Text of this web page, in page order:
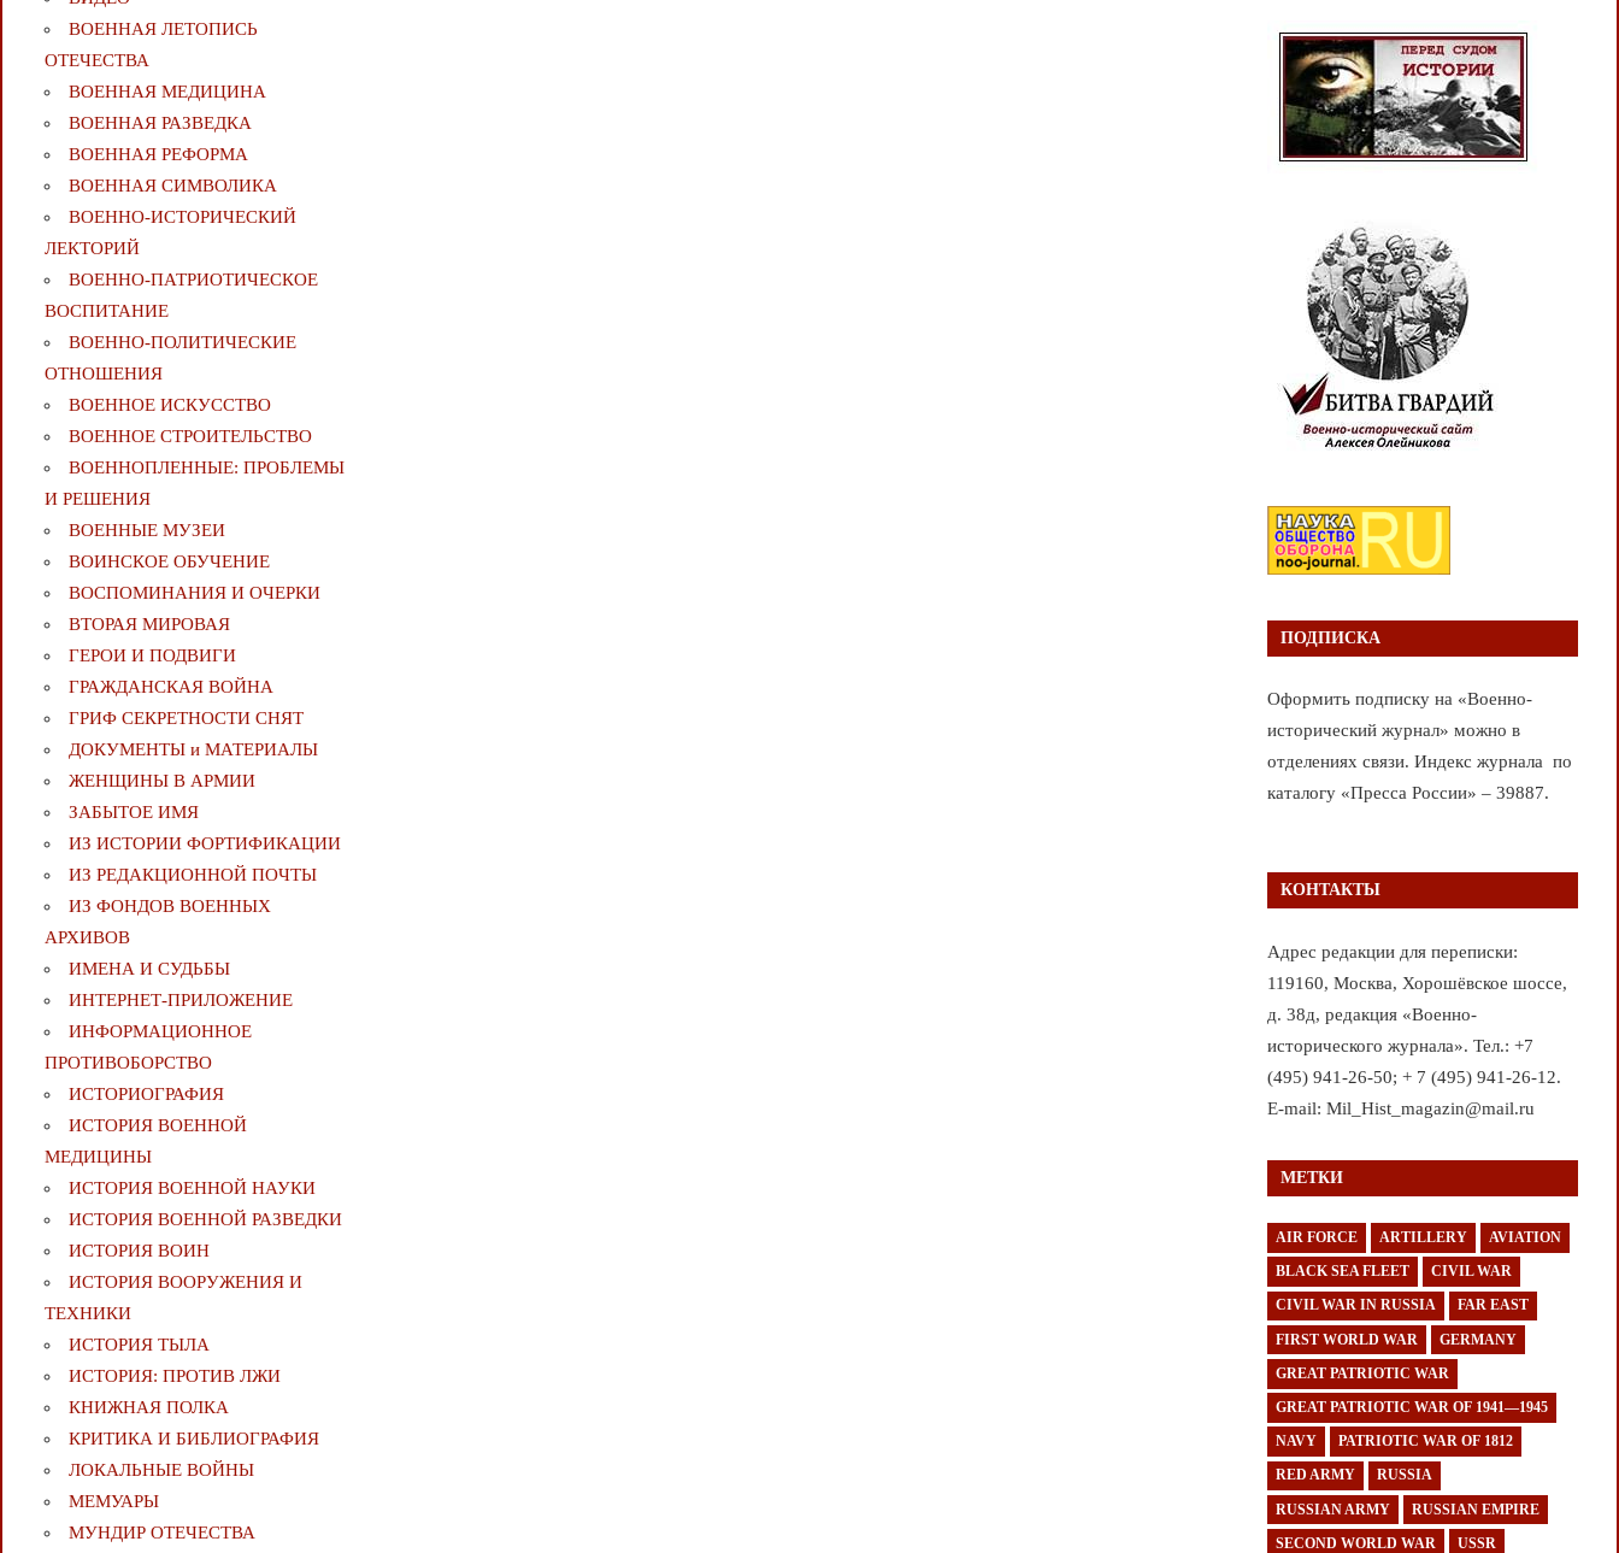
ВОЕННАЯ ЛЕТОПИСЬ
ОТЕЧЕСТВА
ВОЕННАЯ МЕДИЦИНА
ВОЕННАЯ РАЗВЕДКА
ВОЕННАЯ РЕФОРМА
ВОЕННАЯ СИМВОЛИКА
ВОЕННО-ИСТОРИЧЕСКИЙ
ЛЕКТОРИЙ
ВОЕННО-ПАТРИОТИЧЕСКОЕ
ВОСПИТАНИЕ
ВОЕННО-ПОЛИТИЧЕСКИE
ОТНОШЕНИЯ
ВОЕННОЕ ИСКУССТВО
ВОЕННОЕ СТРОИТЕЛЬСТВО
ВОЕННОПЛЕННЫЕ: ПРОБЛЕМЫ
И РЕШЕНИЯ
ВОЕННЫЕ МУЗЕИ
ВОИНСКОЕ ОБУЧЕНИЕ
ВОСПОМИНАНИЯ И ОЧЕРКИ
ВТОРАЯ МИРОВАЯ
ГЕРОИ И ПОДВИГИ
ГРАЖДАНСКАЯ ВОЙНА
ГРИФ СЕКРЕТНОСТИ СНЯТ
ДОКУМЕНТЫ и МАТЕРИАЛЫ
ЖЕНЩИНЫ В АРМИИ
ЗАБЫТОЕ ИМЯ
ИЗ ИСТОРИИ ФОРТИФИКАЦИИ
ИЗ РЕДАКЦИОННОЙ ПОЧТЫ
ИЗ ФОНДОВ ВОЕННЫХ
АРХИВОВ
ИМЕНА И СУДЬБЫ
ИНТЕРНЕТ-ПРИЛОЖЕНИЕ
ИНФОРМАЦИОННОЕ
ПРОТИВОБОРСТВО
ИСТОРИОГРАФИЯ
ИСТОРИЯ ВОЕННОЙ
МЕДИЦИНЫ
ИСТОРИЯ ВОЕННОЙ НАУКИ
ИСТОРИЯ ВОЕННОЙ РАЗВЕДКИ
ИСТОРИЯ ВОИН
ИСТОРИЯ ВООРУЖЕНИЯ И
ТЕХНИКИ
ИСТОРИЯ ТЫЛА
ИСТОРИЯ: ПРОТИВ ЛЖИ
КНИЖНАЯ ПОЛКА
КРИТИКА И БИБЛИОГРАФИЯ
ЛОКАЛЬНЫЕ ВОЙНЫ
МЕМУАРЫ
МУНДИР ОТЕЧЕСТВА
ПОДПИСКА
Оформить подписку на «Военно-
исторический журнал» можно в
отделениях связи. Индекс журнала по
каталогу «Пресса России» – 39887.
КОНТАКТЫ
Адрес редакции для переписки:
119160, Москва, Хорошёвское шоссе,
д. 38д, редакция «Военно-
исторического журнала». Тел.: +7
(495) 941-26-50; + 7 (495) 941-26-12.
E-mail: Mil_Hist_magazin@mail.ru
МЕТКИ
AIR FORCE ARTILLERY AVIATION
BLACK SEA FLEET CIVIL WAR
CIVIL WAR IN RUSSIA FAR EAST
FIRST WORLD WAR GERMANY
GREAT PATRIOTIC WAR
GREAT PATRIOTIC WAR OF 1941—1945
NAVY PATRIOTIC WAR OF 1812
RED ARMY RUSSIA
RUSSIAN ARMY RUSSIAN EMPIRE
SECOND WORLD WAR USSR